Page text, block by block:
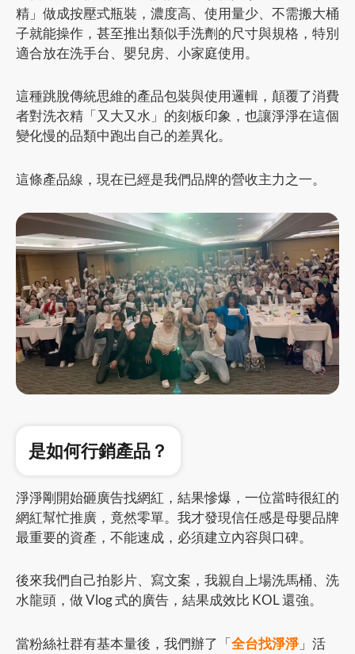
精」做成按壓式瓶裝，濃度高、使用量少、不需搬大桶
子就能操作，甚至推出類似手洗劑的尺寸與規格，特別
適合放在洗手台、嬰兒房、小家庭使用。
這種跳脫傳統思維的產品包裝與使用邏輯，顛覆了消費
者對洗衣精「又大又水」的刻板印象，也讓淨淨在這個
變化慢的品類中跑出自己的差異化。
這條產品線，現在已經是我們品牌的營收主力之一。
是如何行銷產品？
淨淨剛開始砸廣告找網紅，結果慘爆，一位當時很紅的
網紅幫忙推廣，竟然零單。我才發現信任感是母嬰品牌
最重要的資產，不能速成，必須建立內容與口碑。
後來我們自己拍影片、寫文案，我親自上場洗馬桶、洗
水龍頭，做 Vlog 式的廣告，結果成效比 KOL 還強。
當粉絲社群有基本量後，我們辦了「全台找淨淨」活